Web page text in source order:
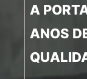
A
ANOS